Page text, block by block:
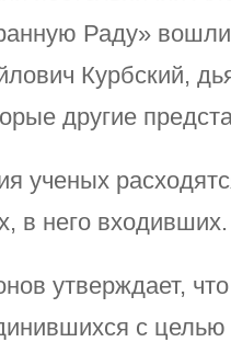
Раду» вошли
Курбский,
другие
ученых
в него входивших.
утверждает,
с целью